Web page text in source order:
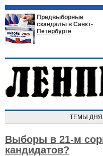
Предвыборные
скандалы в Санкт-
Петербурге
ТЕМЫ ДНЯ
Выборы в 21-м
кандидатов?